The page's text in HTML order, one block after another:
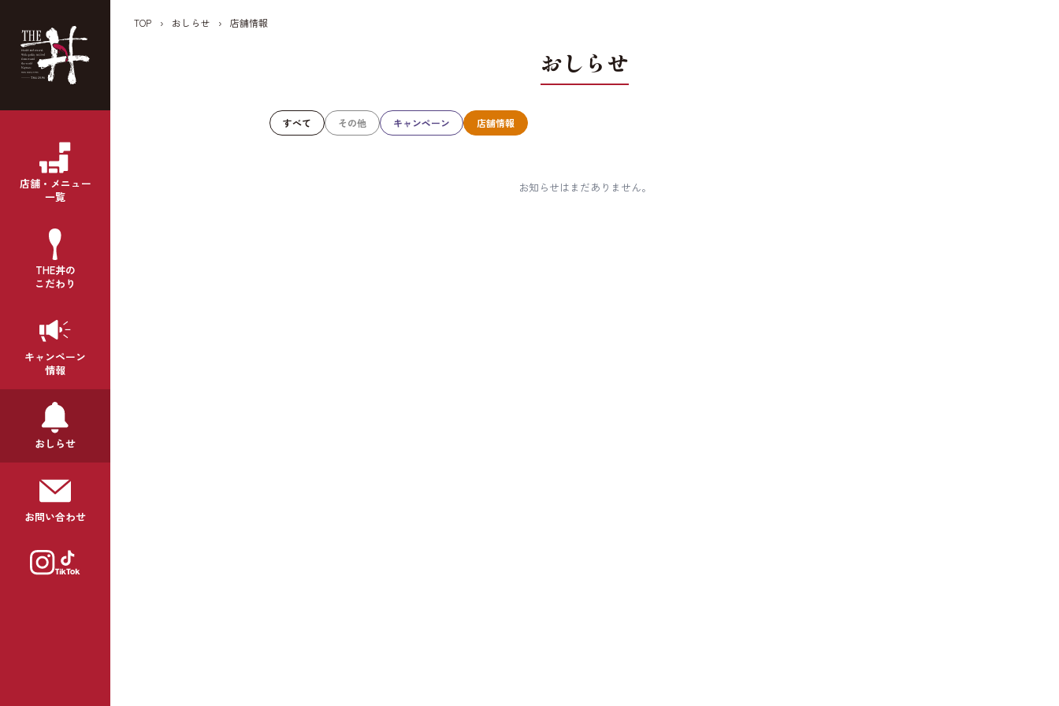
店舗・メニュー
一覧
THE丼の
こだわり
キャンペーン
情報
おしらせ
お問い合わせ
TOP › おしらせ › 店舗情報
おしらせ
すべて その他 キャンペーン 店舗情報
お知らせはまだありません。